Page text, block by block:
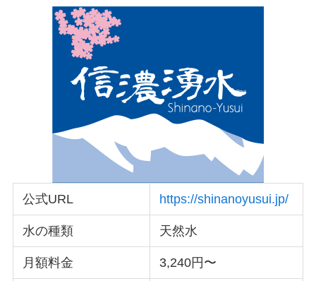
公式URL https://shinanoyusui.jp/
水の種類 天然水
月額料金 3,240円〜